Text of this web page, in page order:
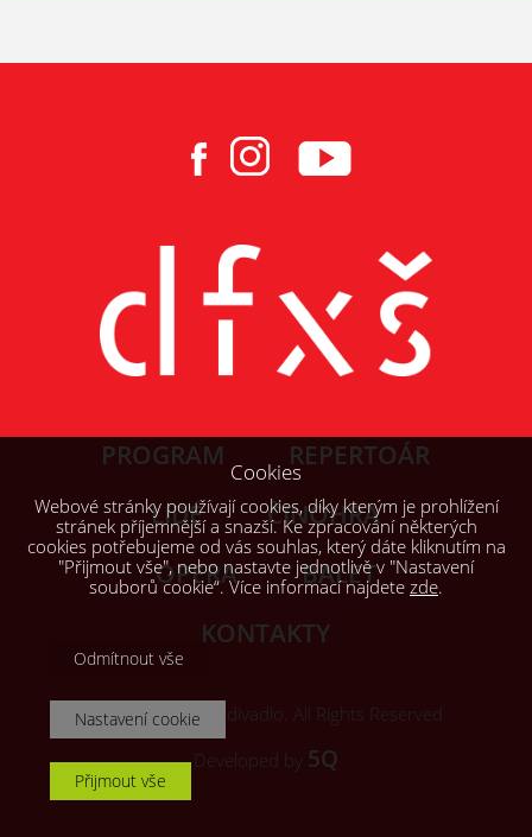
PROGRAM
REPERTOÁR
LIDÉ
ČINOHRA
OPERA
BALET
KONTAKTY
© 2026, Šaldovo divadlo. All Rights Reserved
Developed by 5Q
Cookies
Webové stránky používají cookies, díky kterým je prohlížení
stránek příjemnější a snazší. Ke zpracování některých
cookies potřebujeme od vás souhlas, který dáte kliknutím na
"Přijmout vše", nebo nastavte jednotlivě v "Nastavení
souborů cookie“. Více informací najdete zde.
Odmítnout vše
Nastavení cookie
Přijmout vše